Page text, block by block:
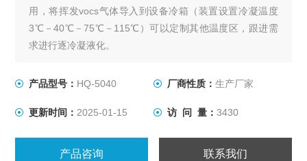
用，将挥发vocs气体导入到设备冷箱（装置设置冷凝温度
3℃－40℃－75℃－115℃）可以定制其他温度区，跟进需
求进行逐冷凝液化。
产品型号： HQ-5040 厂商性质： 生产厂家
更新时间： 2025-01-15 访 问 量： 3430
产品咨询 联系我们